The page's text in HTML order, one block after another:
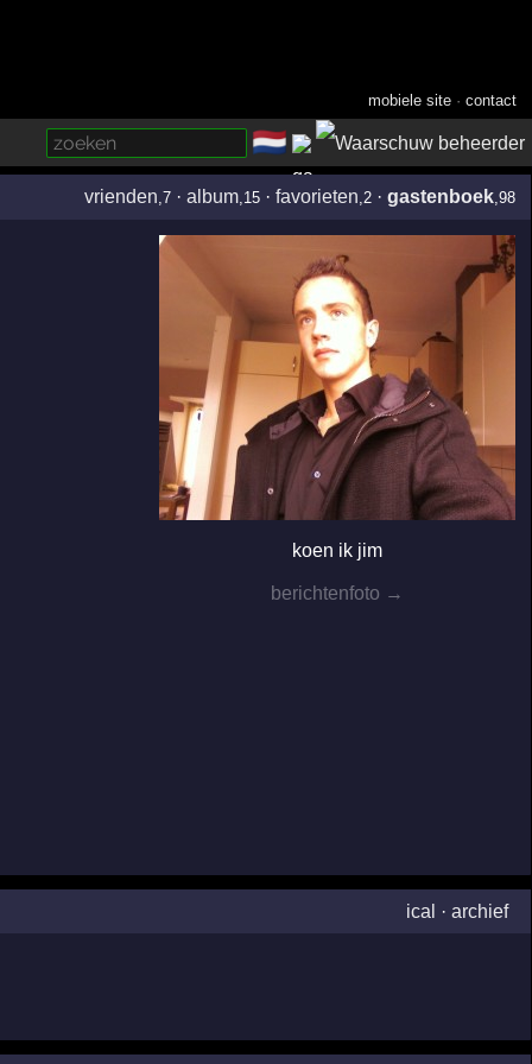
mobiele site ·contact
🇳🇱
vrienden ,7 ·album ,15 ·favorieten ,2 ·gastenboek ,98
koen ik jim
berichtenfoto →
ical · archief